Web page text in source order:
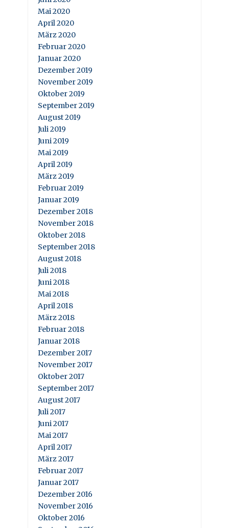
Mai 2020
April 2020
März 2020
Februar 2020
Januar 2020
Dezember 2019
November 2019
Oktober 2019
September 2019
August 2019
Juli 2019
Juni 2019
Mai 2019
April 2019
März 2019
Februar 2019
Januar 2019
Dezember 2018
November 2018
Oktober 2018
September 2018
August 2018
Juli 2018
Juni 2018
Mai 2018
April 2018
März 2018
Februar 2018
Januar 2018
Dezember 2017
November 2017
Oktober 2017
September 2017
August 2017
Juli 2017
Juni 2017
Mai 2017
April 2017
März 2017
Februar 2017
Januar 2017
Dezember 2016
November 2016
Oktober 2016